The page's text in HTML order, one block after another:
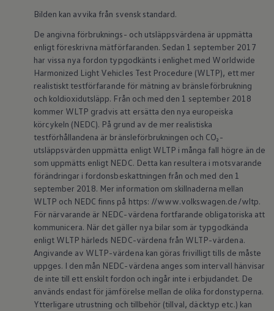
Bilden kan avvika från svensk standard.
De angivna förbruknings- och utsläppsvärdena är uppmätta
enligt föreskrivna mätförfaranden. Sedan 1 september 2017
har vissa nya fordon typgodkänts i enlighet med Worldwide
Harmonized Light Vehicles Test Procedure (WLTP), ett mer
realistiskt testförfarande för mätning av bränsleförbrukning
och koldioxidutsläpp. Från och med den 1 september 2018
kommer WLTP gradvis att ersätta den nya europeiska
körcykeln (NEDC). På grund av de mer realistiska
testförhållandena är bränsleförbrukningen och CO₂-
utsläppsvärden uppmätta enligt WLTP i många fall högre än de
som uppmätts enligt NEDC. Detta kan resultera i motsvarande
förändringar i fordonsbeskattningen från och med den 1
september 2018. Mer information om skillnaderna mellan
WLTP och NEDC finns på https: //www.volkswagen.de/wltp.
För närvarande är NEDC-värdena fortfarande obligatoriska att
kommunicera. När det gäller nya bilar som är typgodkända
enligt WLTP härleds NEDC-värdena från WLTP-värdena.
Angivande av WLTP-värdena kan göras frivilligt tills de måste
uppges. I den mån NEDC-värdena anges som intervall hänvisar
de inte till ett enskilt fordon och ingår inte i erbjudandet. De
används endast för jämförelse mellan de olika fordonstyperna.
Ytterligare utrustning och tillbehör (tillval, däcktyp etc.) kan